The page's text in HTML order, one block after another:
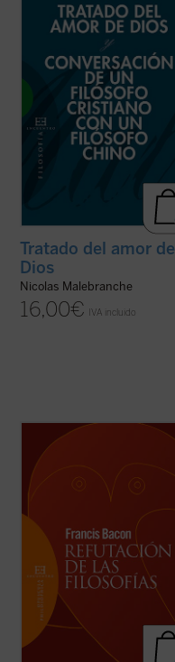
esenciales de su metafísica y su
antropología, pero expuestas dentro del
fragor de algunas de las principales
controversias que marcaron ...
Tratado del amor de
Dios
Nicolas Malebranche
16,00€ IVA incluido
«Hay, finalmente, ídolos que entraron en
las mentes de los hombres por los
diversos dogmas de las filosofías y
también por perversos procedimientos de